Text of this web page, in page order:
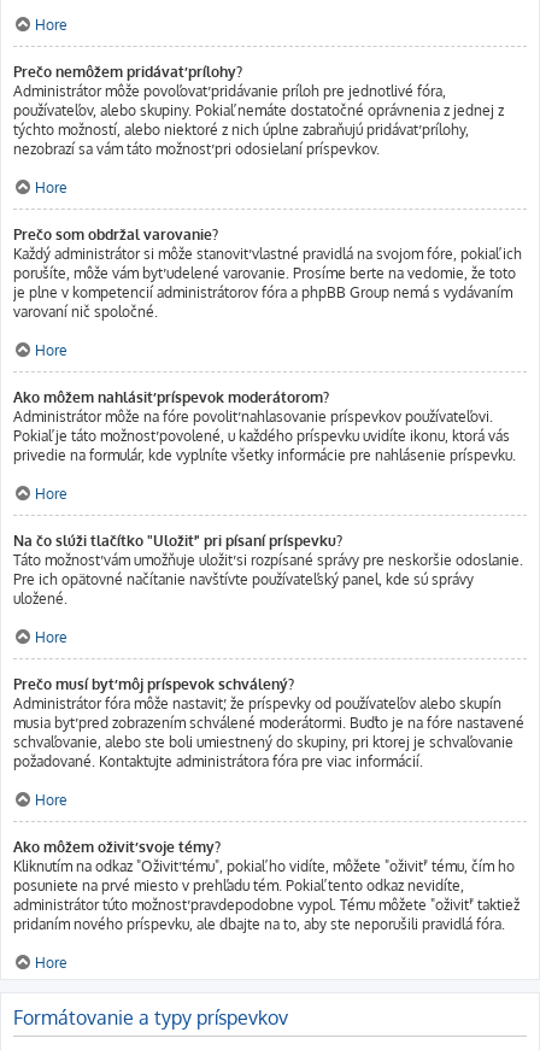
Hore
Prečo nemôžem pridávať prílohy?
Administrátor môže povoľovať pridávanie príloh pre jednotlivé fóra,
používateľov, alebo skupiny. Pokiaľ nemáte dostatočné oprávnenia z jednej z
týchto možností, alebo niektoré z nich úplne zabraňujú pridávať prílohy,
nezobrazí sa vám táto možnosť pri odosielaní príspevkov.
Hore
Prečo som obdržal varovanie?
Každý administrátor si môže stanoviť vlastné pravidlá na svojom fóre, pokiaľ ich
porušíte, môže vám byť udelené varovanie. Prosíme berte na vedomie, že toto
je plne v kompetencií administrátorov fóra a phpBB Group nemá s vydávaním
varovaní nič spoločné.
Hore
Ako môžem nahlásiť príspevok moderátorom?
Administrátor môže na fóre povoliť nahlasovanie príspevkov používateľovi.
Pokiaľ je táto možnosť povolené, u každého príspevku uvidíte ikonu, ktorá vás
privedie na formulár, kde vyplníte všetky informácie pre nahlásenie príspevku.
Hore
Na čo slúži tlačítko "Uložiť" pri písaní príspevku?
Táto možnosť vám umožňuje uložiť si rozpísané správy pre neskoršie odoslanie.
Pre ich opätovné načítanie navštívte používateľský panel, kde sú správy
uložené.
Hore
Prečo musí byť môj príspevok schválený?
Administrátor fóra môže nastaviť, že príspevky od používateľov alebo skupín
musia byť pred zobrazením schválené moderátormi. Buďto je na fóre nastavené
schvaľovanie, alebo ste boli umiestnený do skupiny, pri ktorej je schvaľovanie
požadované. Kontaktujte administrátora fóra pre viac informácií.
Hore
Ako môžem oživiť svoje témy?
Kliknutím na odkaz "Oživiť tému", pokiaľ ho vidíte, môžete "oživiť" tému, čím ho
posuniete na prvé miesto v prehľadu tém. Pokiaľ tento odkaz nevidíte,
administrátor túto možnosť pravdepodobne vypol. Tému môžete "oživiť" taktiež
pridaním nového príspevku, ale dbajte na to, aby ste neporušili pravidlá fóra.
Hore
Formátovanie a typy príspevkov